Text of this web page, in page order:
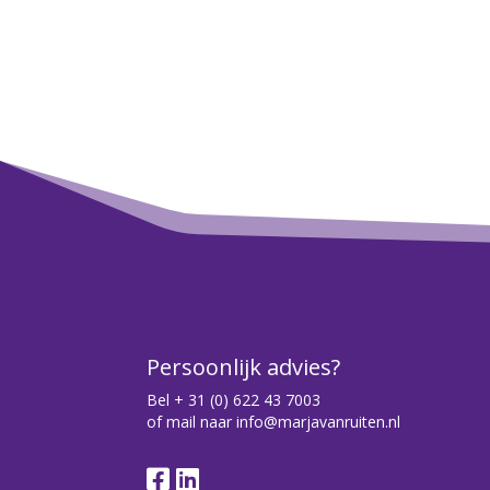
Persoonlijk advies?
Bel + 31 (0) 622 43 7003
of mail naarinfo@marjavanruiten.nl